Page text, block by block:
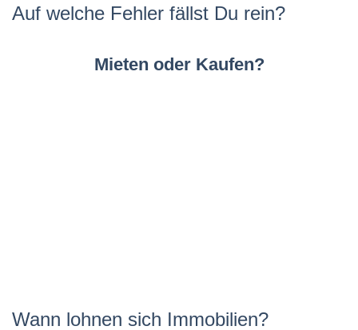
Auf welche Fehler fällst Du rein?
Mieten oder Kaufen?
Wann lohnen sich Immobilien?